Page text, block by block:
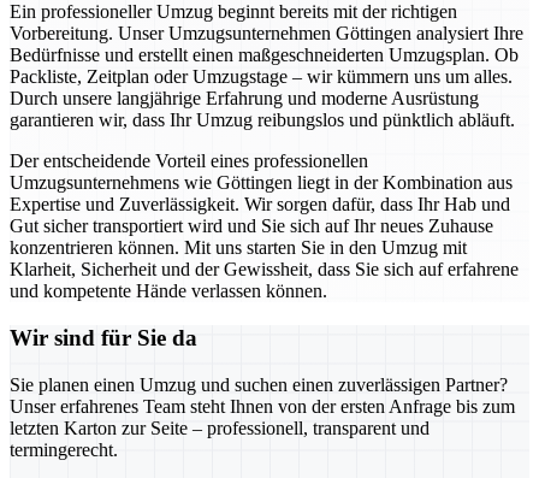
Ein professioneller Umzug beginnt bereits mit der richtigen
Vorbereitung. Unser Umzugsunternehmen Göttingen analysiert Ihre
Bedürfnisse und erstellt einen maßgeschneiderten Umzugsplan. Ob
Packliste, Zeitplan oder Umzugstage – wir kümmern uns um alles.
Durch unsere langjährige Erfahrung und moderne Ausrüstung
garantieren wir, dass Ihr Umzug reibungslos und pünktlich abläuft.
Der entscheidende Vorteil eines professionellen
Umzugsunternehmens wie Göttingen liegt in der Kombination aus
Expertise und Zuverlässigkeit. Wir sorgen dafür, dass Ihr Hab und
Gut sicher transportiert wird und Sie sich auf Ihr neues Zuhause
konzentrieren können. Mit uns starten Sie in den Umzug mit
Klarheit, Sicherheit und der Gewissheit, dass Sie sich auf erfahrene
und kompetente Hände verlassen können.
Wir sind für Sie da
Sie planen einen Umzug und suchen einen zuverlässigen Partner?
Unser erfahrenes Team steht Ihnen von der ersten Anfrage bis zum
letzten Karton zur Seite – professionell, transparent und
termingerecht.